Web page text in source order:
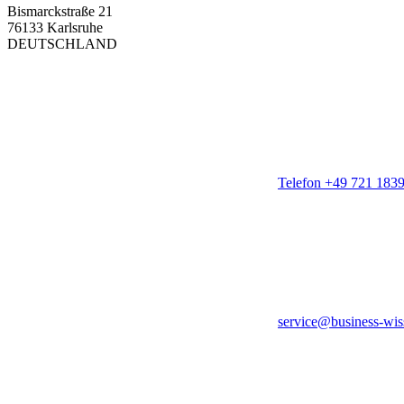
Bismarckstraße 21
76133 Karlsruhe
DEUTSCHLAND
Telefon +49 721
service@business-